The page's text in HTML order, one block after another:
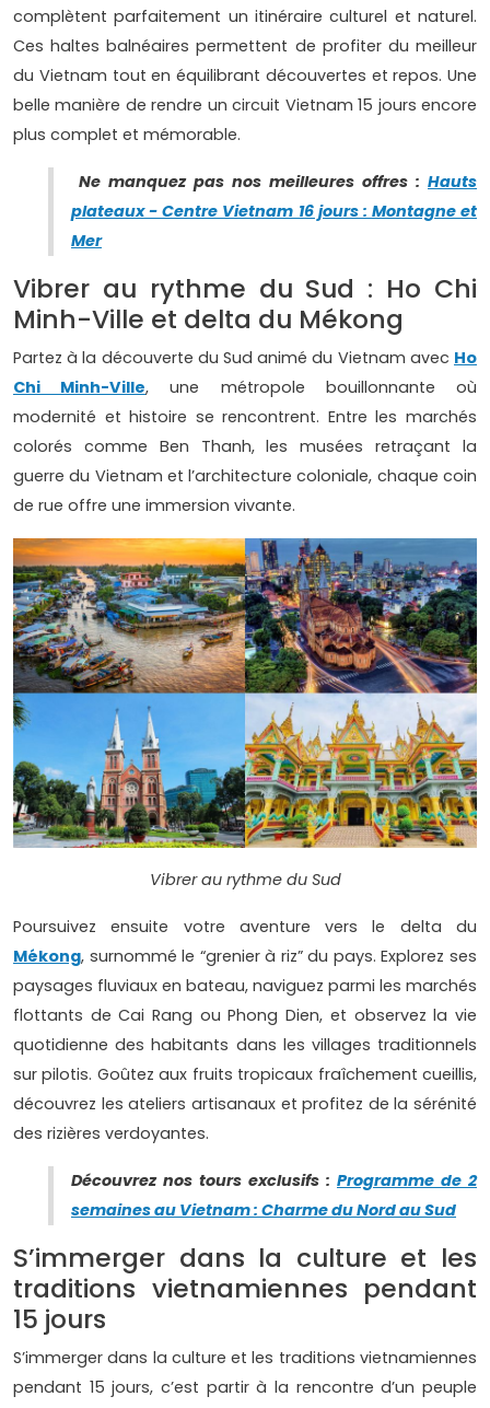
complètent parfaitement un itinéraire culturel et naturel.
Ces haltes balnéaires permettent de profiter du meilleur
du Vietnam tout en équilibrant découvertes et repos. Une
belle manière de rendre un circuit Vietnam 15 jours encore
plus complet et mémorable.
Ne manquez pas nos meilleures offres : Hauts
plateaux - Centre Vietnam 16 jours : Montagne et
Mer
Vibrer au rythme du Sud : Ho Chi
Minh-Ville et delta du Mékong
Partez à la découverte du Sud animé du Vietnam avec Ho
Chi Minh-Ville, une métropole bouillonnante où
modernité et histoire se rencontrent. Entre les marchés
colorés comme Ben Thanh, les musées retraçant la
guerre du Vietnam et l’architecture coloniale, chaque coin
de rue offre une immersion vivante.
Vibrer au rythme du Sud
Poursuivez ensuite votre aventure vers le delta du
Mékong, surnommé le “grenier à riz” du pays. Explorez ses
paysages fluviaux en bateau, naviguez parmi les marchés
flottants de Cai Rang ou Phong Dien, et observez la vie
quotidienne des habitants dans les villages traditionnels
sur pilotis. Goûtez aux fruits tropicaux fraîchement cueillis,
découvrez les ateliers artisanaux et profitez de la sérénité
des rizières verdoyantes.
Découvrez nos tours exclusifs : Programme de 2
semaines au Vietnam : Charme du Nord au Sud
S’immerger dans la culture et les
traditions vietnamiennes pendant
15 jours
S’immerger dans la culture et les traditions vietnamiennes
pendant 15 jours, c’est partir à la rencontre d’un peuple